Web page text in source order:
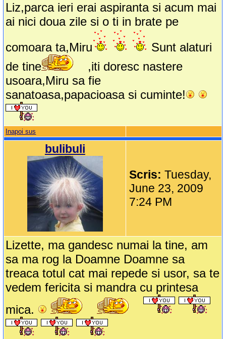
Liz,parca ieri erai aspiranta si acum mai
ai nici doua zile si o ti in brate pe
comoara ta,Miru
Sunt alaturi
de tine
,iti doresc nastere
usoara,Miru sa fie
sanatoasa,papacioasa si cuminte!
Inapoi sus
bulibuli
Scris:Tuesday,
June 23, 2009
7:24 PM
Lizette, ma gandesc numai la tine, am
sa ma rog la Doamne Doamne sa
treaca totul cat mai repede si usor, sa te
vedem fericita si mandra cu printesa
mica.